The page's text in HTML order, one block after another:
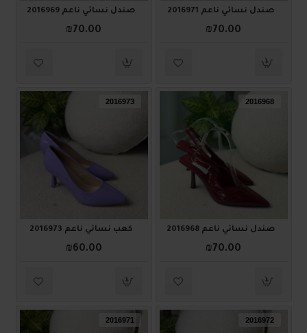
صندل نسائي ناعم 2016971
₪70.00
صندل نسائي ناعم 2016969
₪70.00
2016968
صندل نسائي ناعم 2016968
₪70.00
2016973
كعب نسائي ناعم 2016973
₪60.00
2016972
2016971